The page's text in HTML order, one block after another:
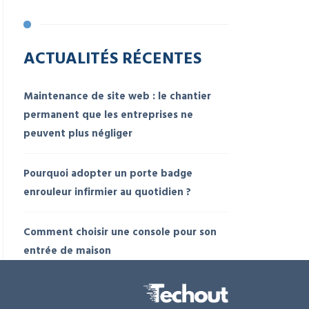
ACTUALITÉS RÉCENTES
Maintenance de site web : le chantier
permanent que les entreprises ne
peuvent plus négliger
Pourquoi adopter un porte badge
enrouleur infirmier au quotidien ?
Comment choisir une console pour son
entrée de maison